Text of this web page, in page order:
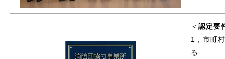
＜ 認定要
1，市町
る